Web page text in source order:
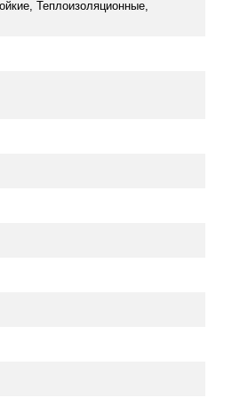
Теплоизоляционные,